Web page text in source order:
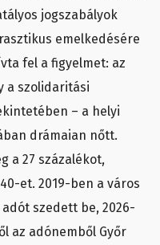
jogszabályok
emelkedésére
fel a figyelmet: az
a szolidaritási
– a helyi
drámaian nőtt.
a 27 százalékot,
et. 2019-ben a város
szedett be, 2026-
az adónemből Győr